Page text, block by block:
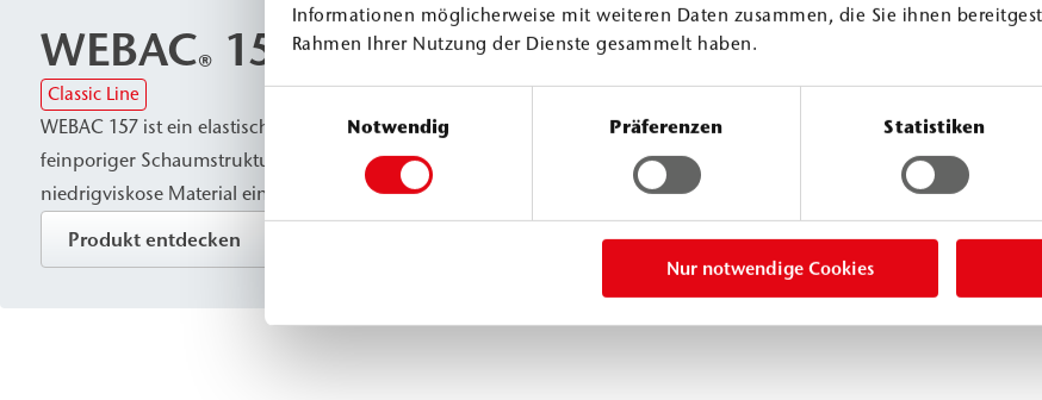
Informationen möglicherweise mit weiteren Daten zusammen, die Sie ihnen
Rahmen Ihrer Nutzung der Dienste gesammelt haben.
Notwendig Präferenzen Statistiken
Nur notwendige Cookies
WEBAC® 157
Classic Line
WEBAC 157 ist ein elastisches PUR Injektionsschaumharz (SPUR) mit sehr
feinporiger Schaumstruktur. Bei Kontakt mit Wasser bildet das
niedrigviskose Material einen oberflächendichten, anpassungsfähigen
Schaum. Es eignet sich zum temporären Schließen, Abdichten und
Verfüllen von Rissen, Hohlräumen und Spalten in Mauerwerk, Beton und
Naturstein, z. B. im Schachtbau und in Bauwerken der Wasserwirtschaft,
und kann auch bei begrenzten Bauteilbewegungen eingesetzt werden.
Produkt entdecken
Classic Line
WEBAC 1404 ist ein
wirtschaftlich eingesetzt
eine sehr geringe
volumenkonstanten Harz
Das Harz eignet sich sowohl
Hohlraumverfüllung bei
beispielsweise Bruchstein.
Produkt entdecken